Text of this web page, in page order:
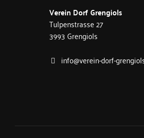
Verein DorfGrengiols
Tulpenstrasse 27
3993 Grengiols
info@verein-dorf-